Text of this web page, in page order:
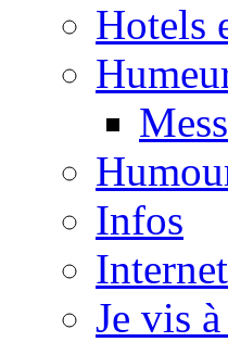
Hotels
Infos
Internet
Je vis